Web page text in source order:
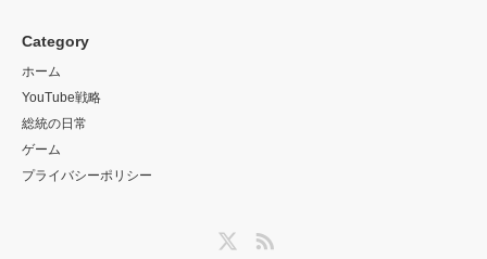
Category
ホーム
YouTube戦略
総統の日常
ゲーム
プライバシーポリシー